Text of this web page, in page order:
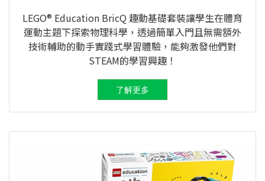
LEGO® Education BricQ 趣動基礎套裝讓學生在體育
運動主題下探索物理科學，透過簡單入門且無需額外
技術輔助的動手實踐式學習體驗，能夠激發他們對
STEAM的學習興趣！
了解更多